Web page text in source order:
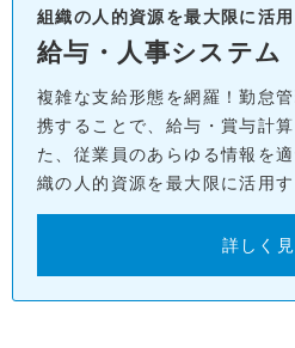
組織の人的資源を最大限に活用
給与・人事システム
複雑な支給形態を網羅！勤怠
携することで、給与・賞与計
た、従業員のあらゆる情報を
織の人的資源を最大限に活用
詳しく